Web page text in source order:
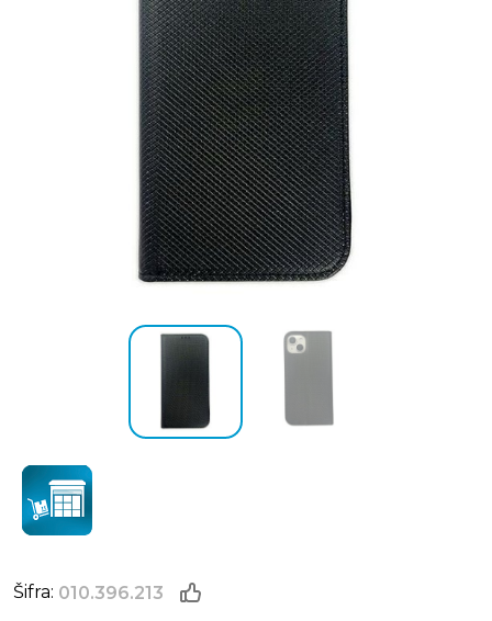
Šifra: 010.396.213